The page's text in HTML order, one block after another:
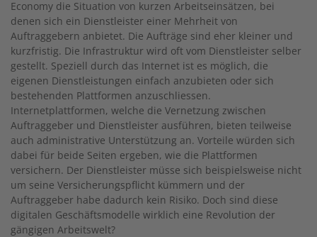
Economy die Situation von kurzen Arbeitseinsätzen, bei
denen sich ein Dienstleister einer Mehrheit von
Auftraggebern anbietet. Die Aufträge sind eher kleiner und
kurzfristig. Die Infrastruktur wird oft vom Dienstleister selber
gestellt. Speziell durch das Internet ist es möglich, die
eigenen Dienstleistungen einfach anzubieten oder sich
bestehenden Plattformen anzuschliessen.
Internetplattformen, welche die Vernetzung zwischen
Auftraggeber und Dienstleister ausführen, bieten teilweise
auch administrative Unterstützung an. Vorteile würden sich
dabei für beide Seiten ergeben, wie die Plattformen
versichern. Der Dienstleister müsse sich beispielsweise nicht
um seine Versicherungspflicht kümmern und der
Auftraggeber habe dadurch kein Risiko. Doch sind diese
digitalen Geschäftsmodelle wirklich eine Revolution der
gängigen Arbeitswelt?